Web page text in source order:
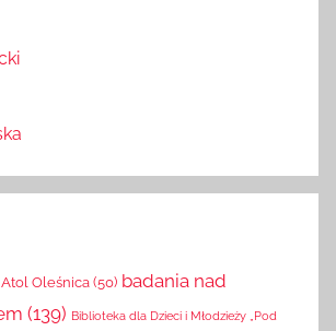
Atol Oleśnica (50) badania nad
(139) Biblioteka dla Dzieci i Młodzieży „Pod